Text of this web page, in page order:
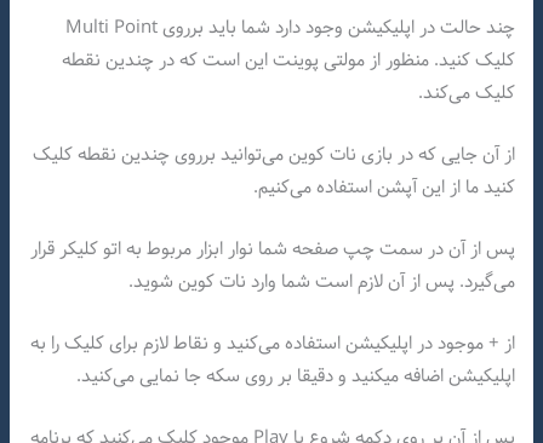
چند حالت در اپلیکیشن وجود دارد شما باید برروی Multi Point
کلیک کنید. منظور از مولتی پوینت این است که در چندین نقطه
کلیک می‌کند.
از آن جایی که در بازی نات کوین می‌توانید برروی چندین نقطه کلیک
کنید ما از این آپشن استفاده می‌کنیم.
پس از آن در سمت چپ صفحه شما نوار ابزار مربوط به اتو کلیکر قرار
می‌گیرد. پس از آن لازم است شما وارد نات کوین شوید.
از + موجود در اپلیکیشن استفاده می‌کنید و نقاط لازم برای کلیک را به
اپلیکیشن اضافه میکنید و دقیقا بر روی سکه جا نمایی می‌کنید.